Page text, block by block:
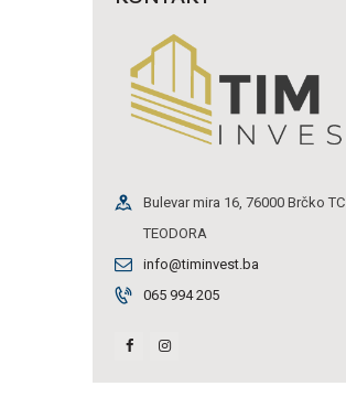
Bulevar mira 16, 76000 Brčko TC
TEODORA
info@timinvest.ba
065 994 205